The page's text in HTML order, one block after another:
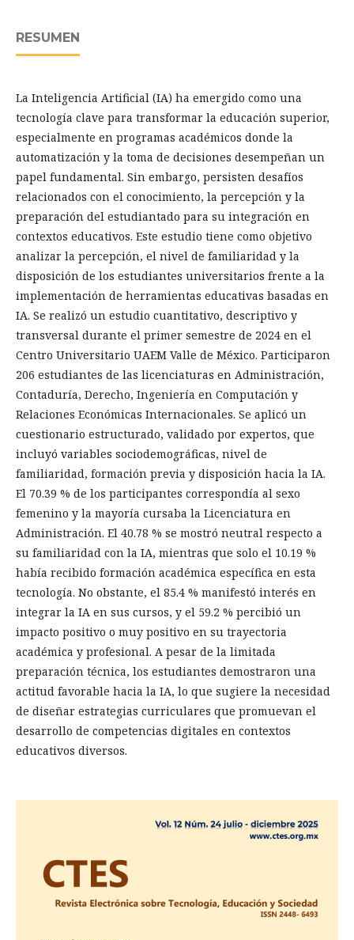
RESUMEN
La Inteligencia Artificial (IA) ha emergido como una
tecnología clave para transformar la educación superior,
especialmente en programas académicos donde la
automatización y la toma de decisiones desempeñan un
papel fundamental. Sin embargo, persisten desafíos
relacionados con el conocimiento, la percepción y la
preparación del estudiantado para su integración en
contextos educativos. Este estudio tiene como objetivo
analizar la percepción, el nivel de familiaridad y la
disposición de los estudiantes universitarios frente a la
implementación de herramientas educativas basadas en
IA. Se realizó un estudio cuantitativo, descriptivo y
transversal durante el primer semestre de 2024 en el
Centro Universitario UAEM Valle de México. Participaron
206 estudiantes de las licenciaturas en Administración,
Contaduría, Derecho, Ingeniería en Computación y
Relaciones Económicas Internacionales. Se aplicó un
cuestionario estructurado, validado por expertos, que
incluyó variables sociodemográficas, nivel de
familiaridad, formación previa y disposición hacia la IA.
El 70.39 % de los participantes correspondía al sexo
femenino y la mayoría cursaba la Licenciatura en
Administración. El 40.78 % se mostró neutral respecto a
su familiaridad con la IA, mientras que solo el 10.19 %
había recibido formación académica específica en esta
tecnología. No obstante, el 85.4 % manifestó interés en
integrar la IA en sus cursos, y el 59.2 % percibió un
impacto positivo o muy positivo en su trayectoria
académica y profesional. A pesar de la limitada
preparación técnica, los estudiantes demostraron una
actitud favorable hacia la IA, lo que sugiere la necesidad
de diseñar estrategias curriculares que promuevan el
desarrollo de competencias digitales en contextos
educativos diversos.